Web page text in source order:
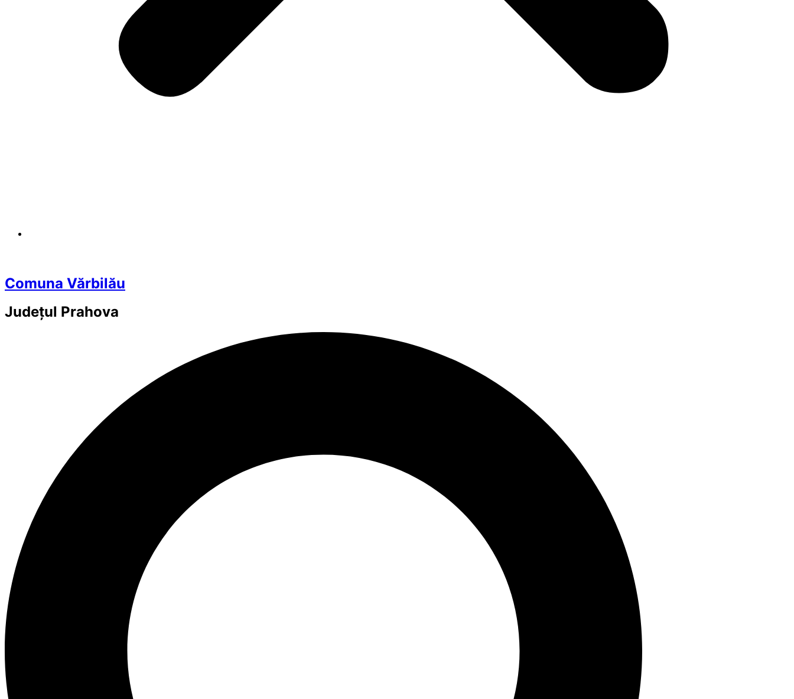
Comuna Vărbilău
Județul Prahova